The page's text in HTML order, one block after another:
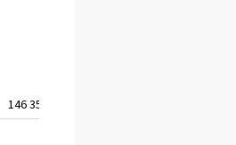
146 351